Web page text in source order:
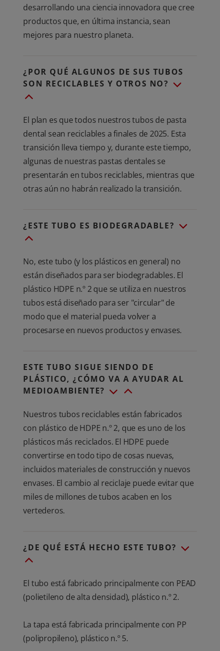
desarrollando una ciencia innovadora que cree
productos que, en última instancia, sean
mejores para nuestro planeta.
¿POR QUÉ ALGUNOS DE SUS TUBOS
SON RECICLABLES Y OTROS NO?
El plan es que todos nuestros tubos de pasta
dental sean reciclables a finales de 2025. Esta
transición lleva tiempo y, durante este tiempo,
algunas de nuestras pastas dentales se
presentarán en tubos reciclables, mientras que
otras aún no habrán realizado la transición.
¿ESTE TUBO ES BIODEGRADABLE?
No, este tubo (y los plásticos en general) no
están diseñados para ser biodegradables. El
plástico HDPE n.º 2 que se utiliza en nuestros
tubos está diseñado para ser "circular" de
modo que el material pueda volver a
procesarse en nuevos productos y envases.
ESTE TUBO SIGUE SIENDO DE
PLÁSTICO, ¿CÓMO VA A AYUDAR AL
MEDIOAMBIENTE?
Nuestros tubos reciclables están fabricados
con plástico de HDPE n.º 2, que es uno de los
plásticos más reciclados. El HDPE puede
convertirse en todo tipo de cosas nuevas,
incluidos materiales de construcción y nuevos
envases. El cambio al reciclaje puede evitar que
miles de millones de tubos acaben en los
vertederos.
¿DE QUÉ ESTÁ HECHO ESTE TUBO?
El tubo está fabricado principalmente con PEAD
(polietileno de alta densidad), plástico n.º 2.
La tapa está fabricada principalmente con PP
(polipropileno), plástico n.º 5.